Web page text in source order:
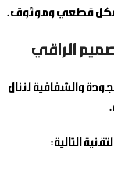
بشكل قطعي وموثوق.
الراقي
والشفافية لننال
التالية: